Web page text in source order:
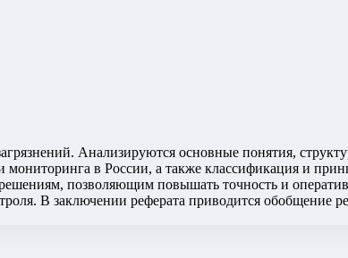
Анализируются основные понятия,
в России, а также классификация и
позволяющим повышать точность и
В заключении реферата приводится обобщение